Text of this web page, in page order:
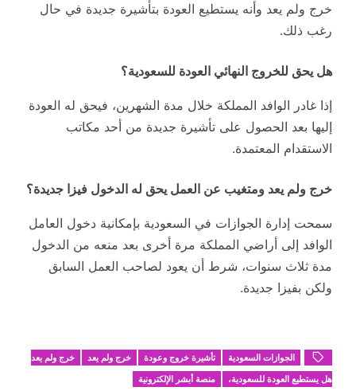
خرج ولم يعد وأنه يستطيع العودة بتأشيرة جديدة في حال
رغب ذلك.
هل يحق للخروج النهائي العودة للسعودية؟
إذا غادر الوافد المملكة خلال مدة الشهرين، فيحق له العودة
إليها بعد الحصول على تأشيرة جديدة من أحد مكاتب
الاستقدام المعتمدة.
خرج ولم يعد ومتغيب عن العمل يحق له الدخول فيزا جديدة؟
سمحت إدارة الجوازات في السعودية بإمكانية دخول العامل
الوافد إلى أراضي المملكة مرة أخرى بعد منعه من الدخول
مدة ثلاث سنوات، شرط أن يعود لصاحب العمل السابق
ولكن بفيزا جديدة.
الجوازات السعودية تأشيرة خروج وعودة خرج ولم يعد
خرج ولم يعد
هل يستطيع العودة للسعودية،
منصة أبشر الإلكترونية